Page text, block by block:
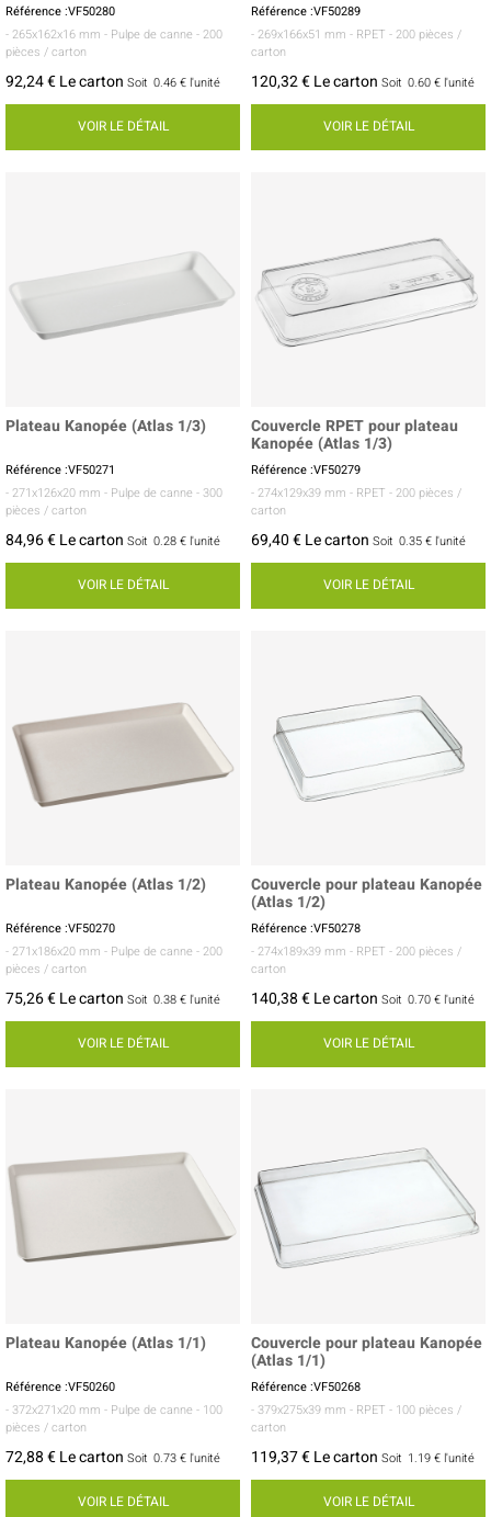
Référence :VF50280
- 265x162x16 mm - Pulpe de canne - 200
pièces / carton
92,24 € Le carton Soit 0.46 € l'unité
VOIR LE DÉTAIL
Référence :VF50289
- 269x166x51 mm - RPET - 200 pièces /
carton
120,32 € Le carton Soit 0.60 € l'unité
VOIR LE DÉTAIL
Plateau Kanopée (Atlas 1/3)
Référence :VF50271
- 271x126x20 mm - Pulpe de canne - 300
pièces / carton
84,96 € Le carton Soit 0.28 € l'unité
VOIR LE DÉTAIL
Couvercle RPET pour plateau
Kanopée (Atlas 1/3)
Référence :VF50279
- 274x129x39 mm - RPET - 200 pièces /
carton
69,40 € Le carton Soit 0.35 € l'unité
VOIR LE DÉTAIL
Plateau Kanopée (Atlas 1/2)
Référence :VF50270
- 271x186x20 mm - Pulpe de canne - 200
pièces / carton
75,26 € Le carton Soit 0.38 € l'unité
VOIR LE DÉTAIL
Couvercle pour plateau Kanopée
(Atlas 1/2)
Référence :VF50278
- 274x189x39 mm - RPET - 200 pièces /
carton
140,38 € Le carton Soit 0.70 € l'unité
VOIR LE DÉTAIL
Plateau Kanopée (Atlas 1/1)
Référence :VF50260
- 372x271x20 mm - Pulpe de canne - 100
pièces / carton
72,88 € Le carton Soit 0.73 € l'unité
VOIR LE DÉTAIL
Couvercle pour plateau Kanopée
(Atlas 1/1)
Référence :VF50268
- 379x275x39 mm - RPET - 100 pièces /
carton
119,37 € Le carton Soit 1.19 € l'unité
VOIR LE DÉTAIL